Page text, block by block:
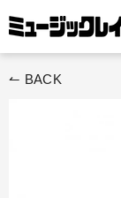
キ
す↼ BACK